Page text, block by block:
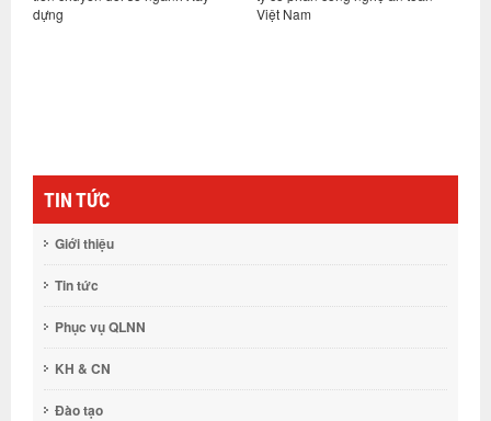
dựng
Việt Nam
TIN TỨC
Giới thiệu
Tin tức
Phục vụ QLNN
KH & CN
Đào tạo